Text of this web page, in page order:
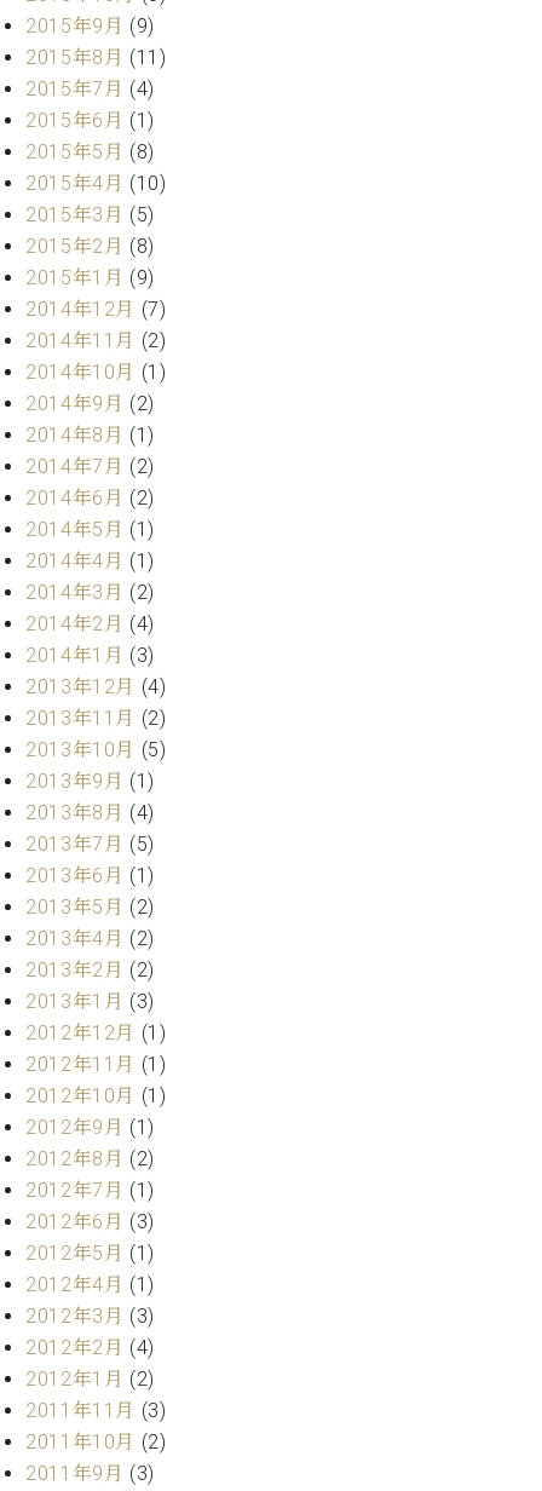
調
律
師
紹
介
調
料
金
表
お
問
合
わ
せ
尾山調律師のブ
ログ Die
Musikgasse（音
楽の小道）
2015年9月 (9)
2015年8月 (11)
2015年7月 (4)
2015年6月 (1)
2015年5月 (8)
2015年4月 (10)
2015年3月 (5)
2015年2月 (8)
2015年1月 (9)
2014年12月 (7)
2014年11月 (2)
2014年10月 (1)
2014年9月 (2)
2014年8月 (1)
2014年7月 (2)
2014年6月 (2)
2014年5月 (1)
2014年4月 (1)
2014年3月 (2)
2014年2月 (4)
2014年1月 (3)
2013年12月 (4)
2013年11月 (2)
2013年10月 (5)
2013年9月 (1)
2013年8月 (4)
2013年7月 (5)
2013年6月 (1)
2013年5月 (2)
2013年4月 (2)
2013年2月 (2)
2013年1月 (3)
2012年12月 (1)
2012年11月 (1)
2012年10月 (1)
2012年9月 (1)
2012年8月 (2)
2012年7月 (1)
2012年6月 (3)
2012年5月 (1)
2012年4月 (1)
2012年3月 (3)
2012年2月 (4)
2012年1月 (2)
2011年11月 (3)
2011年10月 (2)
2011年9月 (3)